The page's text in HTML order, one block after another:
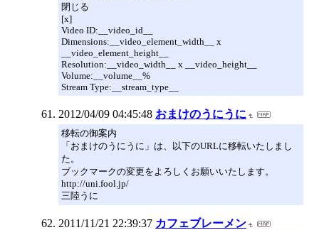
閉じる
[x]
Video ID:__video_id__
Dimensions:__video_element_width__ x
__video_element_height__
Resolution:__video_width__ x __video_height__
Volume:__volume__%
Stream Type:__stream_type__
2012/04/09 04:45:48 おまけのうにうに
移転の御案内
「おまけのうにうに」は、以下のURLに移転いたしまし
た。
ブックマークの変更をよろしくお願いいたします。
http://uni.fool.jp/
三陸うに
2011/11/21 22:39:37 カフェブレーメン